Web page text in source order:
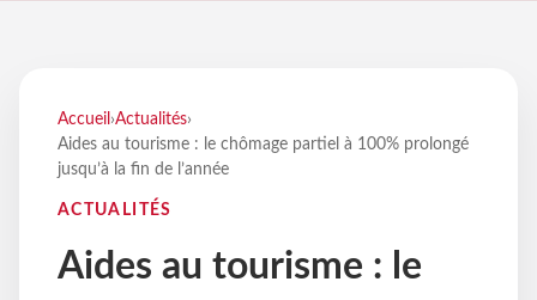
Accueil ›Actualités›
Aides au tourisme : le chômage partiel à 100% prolongé
jusqu’à la fin de l’année
ACTUALITÉS
Aides au tourisme : le